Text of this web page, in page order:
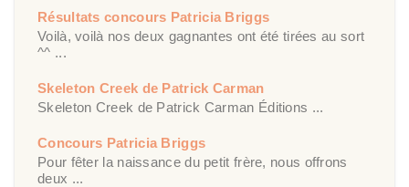
Résultats concours Patricia Briggs
Voilà, voilà nos deux gagnantes ont été tirées au sort
^^ ...
Skeleton Creek de Patrick Carman
Skeleton Creek de Patrick Carman Éditions ...
Concours Patricia Briggs
Pour fêter la naissance du petit frère, nous offrons
deux ...